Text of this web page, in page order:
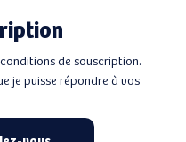
de souscription.
je puisse répondre à vos